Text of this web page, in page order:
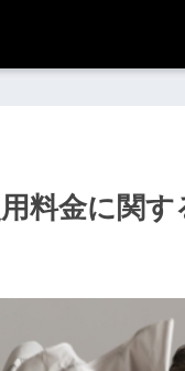
料金に関す